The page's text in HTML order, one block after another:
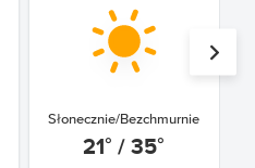
Słonecznie/Bezchmurnie
21° / 35°